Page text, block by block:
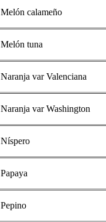
Melón calameño
Melón tuna
Naranja var Valenciana
Naranja var Washington
Níspero
Papaya
Pepino